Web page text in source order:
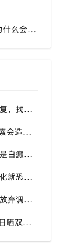
健康指南-泉州治疗白癜风厉害医院？为什么会长白斑的原因？
【福建泉州街坊】白斑时好时坏反反复复，找不准诱因，泉州中科白癜风医院帮梳理夏季白斑波动各类诱因
“高温天白斑发痒怎么回事？” 多种因素会造成白斑处瘙痒，泉州中科白癜风医院讲解白斑发痒的处理方式
（谨防白斑误诊）身上浅色斑点不一定是白癜风，盲目用药危害皮肤，泉州中科白癜风医院建议先明确白斑类型
「白斑焦虑恶性循环」夏日看见白斑变化就恐慌，负面情绪反加重病情，泉州中科白癜风医院呼吁放平心态应对
【多年顽固白斑】夏季代谢活跃，不要放弃调理机会，泉州中科白癜风医院建议结合自身情况定制改善思路
“白斑夏天可以游泳吗？” 池水刺激加日晒双重考验，泉州中科白癜风医院告知白癜风人群游泳防护要点